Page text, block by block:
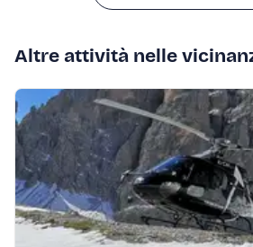
Altre attività nelle